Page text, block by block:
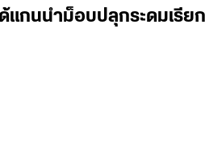
ด้แกนนำม็อบปลุกระดมเรี